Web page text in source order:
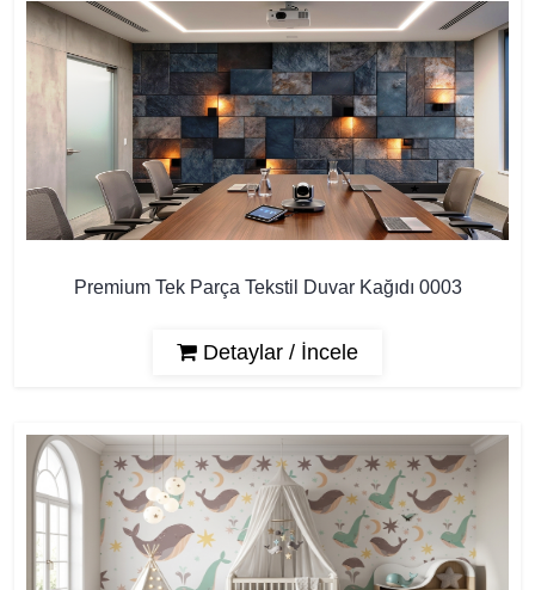
Premium Tek Parça Tekstil Duvar Kağıdı 0003
Detaylar / İncele